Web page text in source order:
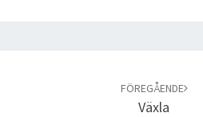
FÖREGÅENDE
Växla